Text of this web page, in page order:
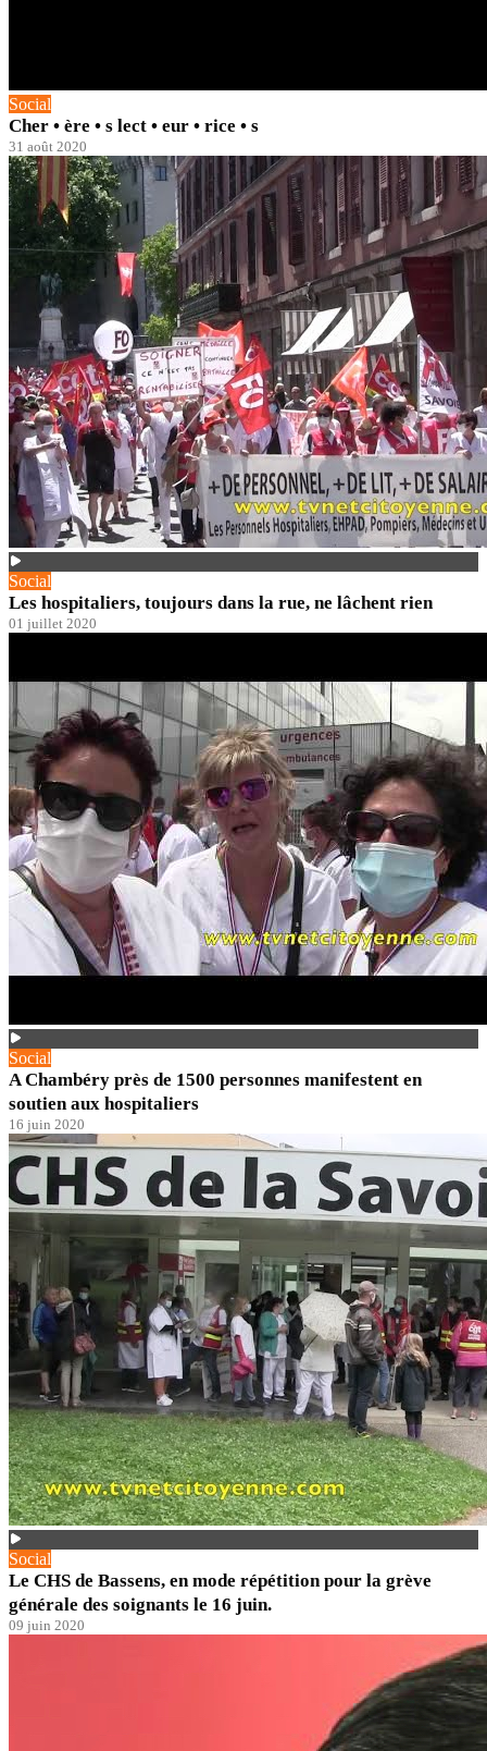
Social
Cher • ère • s lect • eur • rice • s
31 août 2020
Social
Les hospitaliers, toujours dans la rue, ne lâchent rien
01 juillet 2020
Social
A Chambéry près de 1500 personnes manifestent en
soutien aux hospitaliers
16 juin 2020
Social
Le CHS de Bassens, en mode répétition pour la grève
générale des soignants le 16 juin.
09 juin 2020